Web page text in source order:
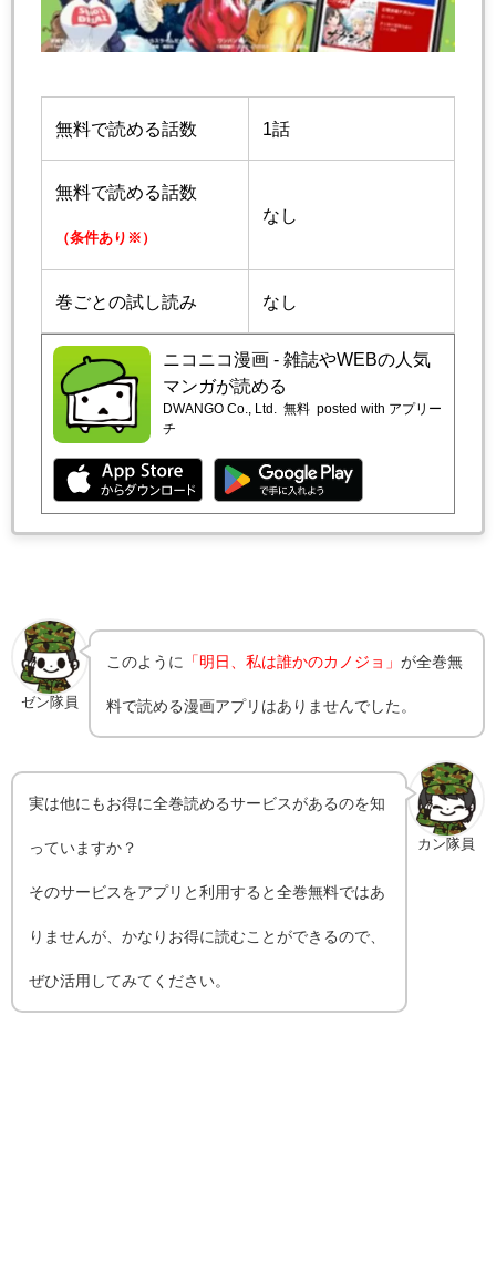
無料で読める話数 1話
無料で読める話数
（条件あり※）
なし
巻ごとの試し読み なし
ニコニコ漫画 - 雑誌やWEBの人気
マンガが読める
DWANGO Co., Ltd. 無料 posted with アプリー
チ
ゼン隊員
このように 「明日、私は誰かのカノジョ」が全巻無
料で読める漫画アプリはありませんでした。
カン隊員
実は他にもお得に全巻読めるサービスがあるのを知
っていますか？
そのサービスをアプリと利用すると全巻無料ではあ
りませんが、かなりお得に読むことができるので、
ぜひ活用してみてください。